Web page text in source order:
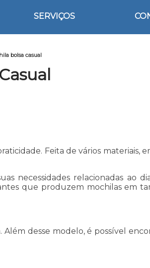
SERVIÇOS
bolsa casual
Feita de vários materiais,
necessidades relacionadas ao
que produzem mochilas em
desse modelo, é possível